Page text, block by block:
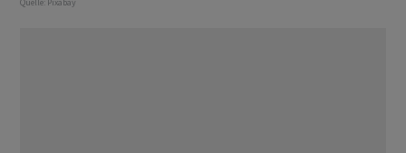
Quelle: Pixabay